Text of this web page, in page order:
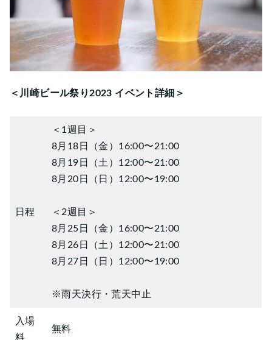
＜川崎ビール祭り2023 イベント詳細＞
日程
＜1週目＞
8月18日（金）16:00〜21:00
8月19日（土）12:00〜21:00
8月20日（日）12:00〜19:00
＜2週目＞
8月25日（金）16:00〜21:00
8月26日（土）12:00〜21:00
8月27日（日）12:00〜19:00
※雨天決行・荒天中止
入場
料
無料